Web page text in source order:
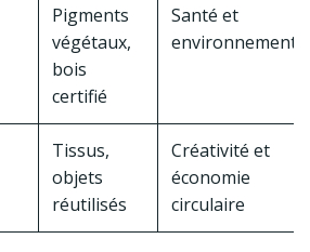
Pigments
végétaux,
bois
certifié
Santé et
environnement
Tissus,
objets
réutilisés
Créativité et
économie
circulaire